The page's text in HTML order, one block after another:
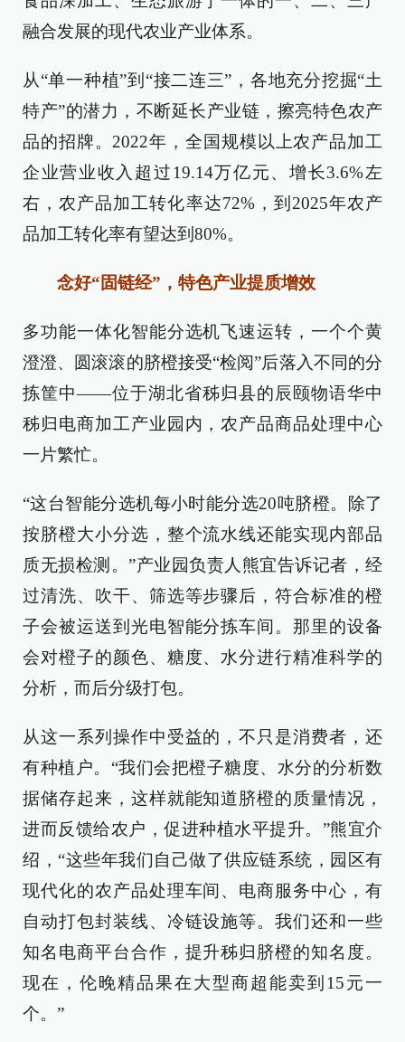
融合发展的现代农业产业体系。
从“单一种植”到“接二连三”，各地充分挖掘“土
特产”的潜力，不断延长产业链，擦亮特色农产
品的招牌。2022年，全国规模以上农产品加工
企业营业收入超过19.14万亿元、增长3.6%左
右，农产品加工转化率达72%，到2025年农产
品加工转化率有望达到80%。
念好“固链经”，特色产业提质增效
多功能一体化智能分选机飞速运转，一个个黄
澄澄、圆滚滚的脐橙接受“检阅”后落入不同的分
拣筐中——位于湖北省秭归县的辰颐物语华中
秭归电商加工产业园内，农产品商品处理中心
一片繁忙。
“这台智能分选机每小时能分选20吨脐橙。除了
按脐橙大小分选，整个流水线还能实现内部品
质无损检测。”产业园负责人熊宜告诉记者，经
过清洗、吹干、筛选等步骤后，符合标准的橙
子会被运送到光电智能分拣车间。那里的设备
会对橙子的颜色、糖度、水分进行精准科学的
分析，而后分级打包。
从这一系列操作中受益的，不只是消费者，还
有种植户。“我们会把橙子糖度、水分的分析数
据储存起来，这样就能知道脐橙的质量情况，
进而反馈给农户，促进种植水平提升。”熊宜介
绍，“这些年我们自己做了供应链系统，园区有
现代化的农产品处理车间、电商服务中心，有
自动打包封装线、冷链设施等。我们还和一些
知名电商平台合作，提升秭归脐橙的知名度。
现在，伦晚精品果在大型商超能卖到15元一
个。”